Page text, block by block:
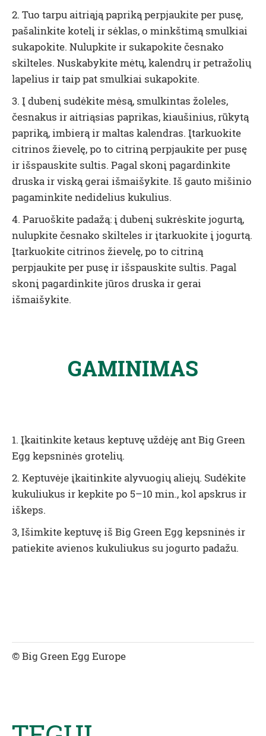
2. Tuo tarpu aitriąją papriką perpjaukite per pusę,
pašalinkite kotelį ir sėklas, o minkštimą smulkiai
sukapokite. Nulupkite ir sukapokite česnako
skilteles. Nuskabykite mėtų, kalendrų ir petražolių
lapelius ir taip pat smulkiai sukapokite.
3. Į dubenį sudėkite mėsą, smulkintas žoleles,
česnakus ir aitriąsias paprikas, kiaušinius, rūkytą
papriką, imbierą ir maltas kalendras. Įtarkuokite
citrinos žievelę, po to citriną perpjaukite per pusę
ir išspauskite sultis. Pagal skonį pagardinkite
druska ir viską gerai išmaišykite. Iš gauto mišinio
pagaminkite nedidelius kukulius.
4. Paruoškite padažą: į dubenį sukrėskite jogurtą,
nulupkite česnako skilteles ir įtarkuokite į jogurtą.
Įtarkuokite citrinos žievelę, po to citriną
perpjaukite per pusę ir išspauskite sultis. Pagal
skonį pagardinkite jūros druska ir gerai
išmaišykite.
GAMINIMAS
1. Įkaitinkite ketaus keptuvę uždėję ant Big Green
Egg kepsninės grotelių.
2. Keptuvėje įkaitinkite alyvuogių aliejų. Sudėkite
kukuliukus ir kepkite po 5–10 min., kol apskrus ir
iškeps.
3, Išimkite keptuvę iš Big Green Egg kepsninės ir
patiekite avienos kukuliukus su jogurto padažu.
© Big Green Egg Europe